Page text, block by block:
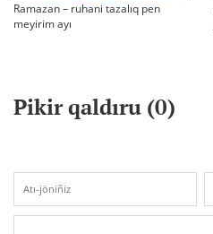
Ramazan – ruhani tazalıq pen
meyirim ayı
Pikir qaldıru (0)